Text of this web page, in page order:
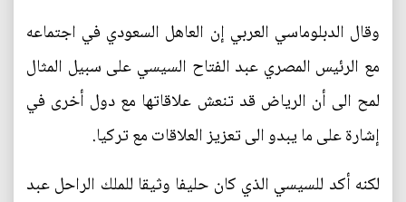
وقال الدبلوماسي العربي إن العاهل السعودي في اجتماعه
مع الرئيس المصري عبد الفتاح السيسي على سبيل المثال
لمح الى أن الرياض قد تنعش علاقاتها مع دول أخرى في
إشارة على ما يبدو الى تعزيز العلاقات مع تركيا.
لكنه أكد للسيسي الذي كان حليفا وثيقا للملك الراحل عبد